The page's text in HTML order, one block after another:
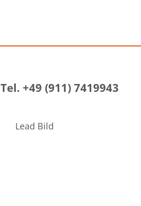
Tel. +49 (911) 7419943